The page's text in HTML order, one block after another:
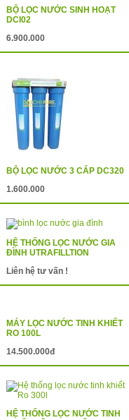
BỘ LỌC NƯỚC SINH HOẠT
DCI02
6.900.000
BỘ LỌC NƯỚC 3 CẤP DC320
1.600.000
HỆ THỐNG LỌC NƯỚC GIA
ĐÌNH UTRAFILLTION
Liên hệ tư vấn !
MÁY LỌC NƯỚC TINH KHIẾT
RO 100L
14.500.000đ
HỆ THỐNG LỌC NƯỚC TINH